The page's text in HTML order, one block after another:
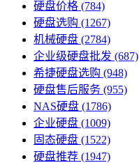
硬盘价格 (784)
硬盘选购 (1267)
机械硬盘 (2784)
企业级硬盘批发 (687)
希捷硬盘选购 (948)
硬盘售后服务 (955)
NAS硬盘 (1786)
企业硬盘 (1009)
固态硬盘 (1522)
硬盘推荐 (1947)